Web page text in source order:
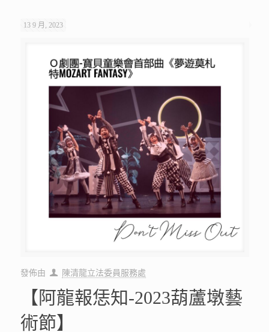
13 9 月, 2023
發佈由 陳清龍立法委員服務處
【阿龍報恁知-2023葫蘆墩藝
術節】